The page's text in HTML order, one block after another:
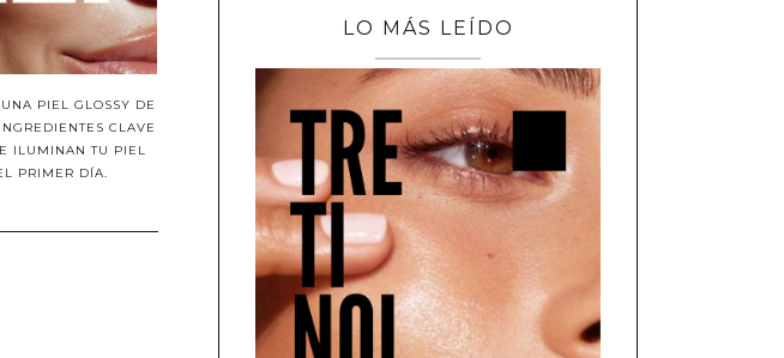
PIEL GLOSSY DE
CLAVE
ILUMINAN TU PIEL
PRIMER DÍA.
LO MÁS LEÍDO